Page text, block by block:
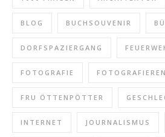
BLOG BUCHSOUVENIR
DORFSPAZIERGANG
FOTOGRAFIE FOTOGRAFIEREN
FRU ÖTTENPÖTTER
INTERNET JOURNALISMUS